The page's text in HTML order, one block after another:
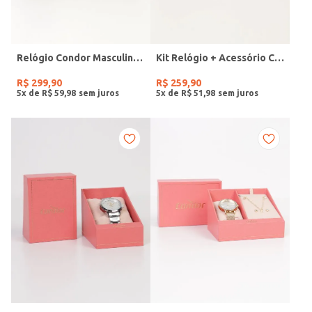
Relógio Condor Masculino PRETO
R$ 299,90
5x de R$ 59 98
Kit Relógio + Acessório Condor Feminino DOURADO
R$ 259,90
5x de R$ 51 98